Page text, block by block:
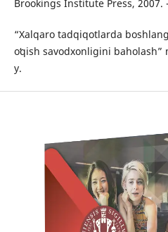
Brookings Institute Press, 2007.
“Xalqaro tadqiqotlarda
oʻqish savodxonligini baholash”
y.